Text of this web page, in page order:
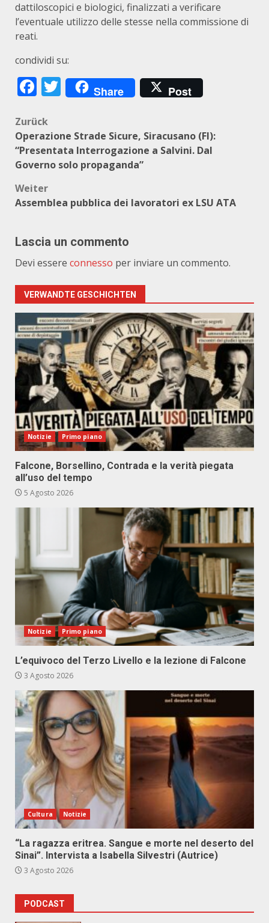
dattiloscopici e biologici, finalizzati a verificare
l’eventuale utilizzo delle stesse nella commissione di
reati.
condividi su:
Facebook
Twitter
Share Post
Beitragsnavigation
Zurück
Operazione Strade Sicure, Siracusano (FI):
“Presentata Interrogazione a Salvini. Dal
Governo solo propaganda”
Weiter
Assemblea pubblica dei lavoratori ex LSU ATA
Lascia un commento
Devi essere connesso per inviare un commento.
VERWANDTE GESCHICHTEN
Notizie Primo piano
Falcone, Borsellino, Contrada e la verità piegata
all’uso del tempo
5 Agosto 2026
Notizie Primo piano
L’equivoco del Terzo Livello e la lezione di Falcone
3 Agosto 2026
Cultura Notizie
“La ragazza eritrea. Sangue e morte nel deserto del
Sinai”. Intervista a Isabella Silvestri (Autrice)
3 Agosto 2026
PODCAST